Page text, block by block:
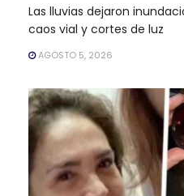
Las lluvias dejaron
caos vial y cortes de luz
AGOSTO 5, 2026